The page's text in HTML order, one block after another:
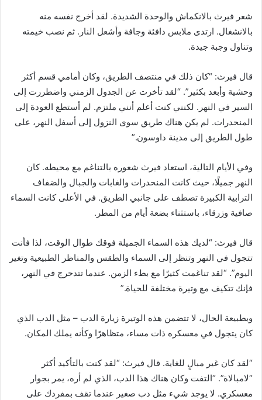
شعر فيرث بالانكماش والوحدة الشديدة. لقد أخرج نفسه منه
بالانشغال. ارتدى ملابس دافئة وجافة وأشعل النار. ثم نصب خيمته
وتناول وجبة جيدة.
قال فيرث: “كان ذلك في منتصف الطريق، وكان أمامي قسم أكثر
وحشية وأبعد بكثير”. “لقد تأخرت عن الجدول الزمني واضطررت إلى
السير في النهر. لكنني كنت أعلم أنني ملتزم. لم أستطع العودة إلى
المنحدرات. لم يكن هناك طريق سوى النزول إلى أسفل النهر، على
طول الطريق إلى مدينة داوسون.”
وفي الأيام التالية، استعاد فيرث شعوره بالتناغم مع محيطه. كان
النهر جميلًا، حيث كانت المنحدرات والغابات والجبال والضفاف
الترابية الكبيرة تصطف على جانبي الطريق. في الأعلى كانت السماء
صافية وزرقاء، باستثناء بضعة أيام من المطر.
قال فيرث: “لديك هذه السماء الجميلة فوقك طوال الوقت، لذا فأنت
تتجول في النهر وتنظر إلى السماء والطقس والمناظر الطبيعية وتغير
اليوم”. “لقد تناغمت كثيرًا مع بطء الزمن. عندما تتدحرج في النهر،
فإنك تتكيف مع وتيرة مختلفة للحياة.”
وبطبيعة الحال، لا تتضمن هذه الوتيرة زيارة الدب – مثل الدب الذي
كان يتجول في معسكره ذات مساء، متظاهرًا وكأنه يملك المكان.
“لقد كان غير مبالٍ للغاية. قال فيرث: “لقد كنت بالتأكيد أكثر
“لامبالاة”. “التفت وكان هناك هذا الدب، الذي لم أره، يمر بجوار
معسكري. لا يوجد شيء مثل دب صغير عندما تقف بمفردك على